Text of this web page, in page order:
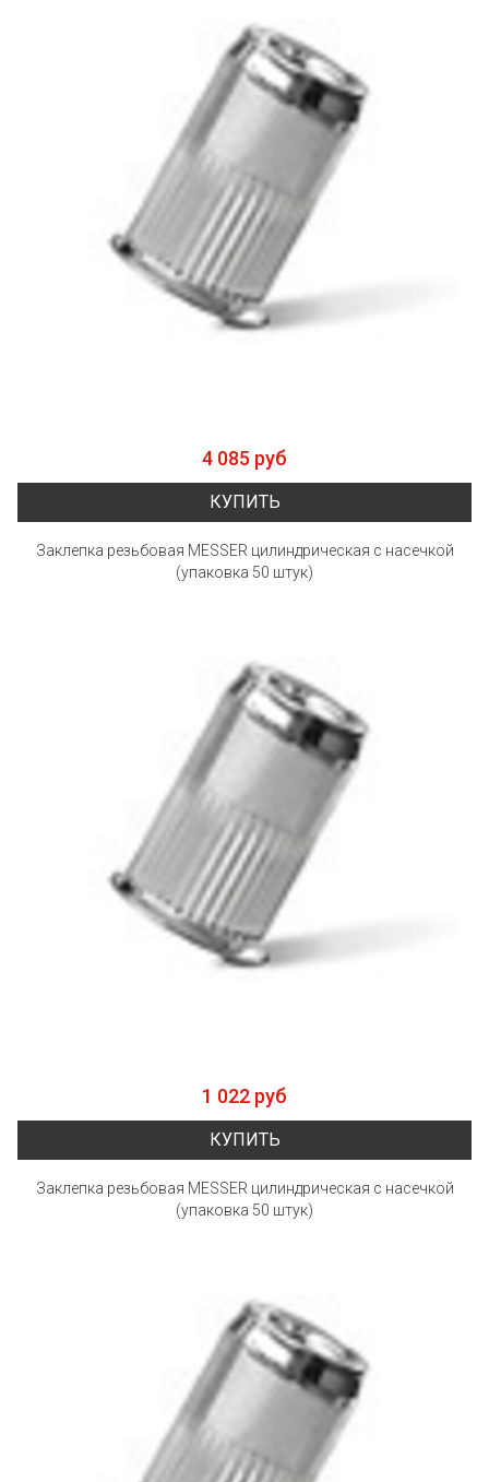
4 085 руб
КУПИТЬ
Заклепка резьбовая MESSER цилиндрическая с насечкой
(упаковка 50 штук)
1 022 руб
КУПИТЬ
Заклепка резьбовая MESSER цилиндрическая с насечкой
(упаковка 50 штук)